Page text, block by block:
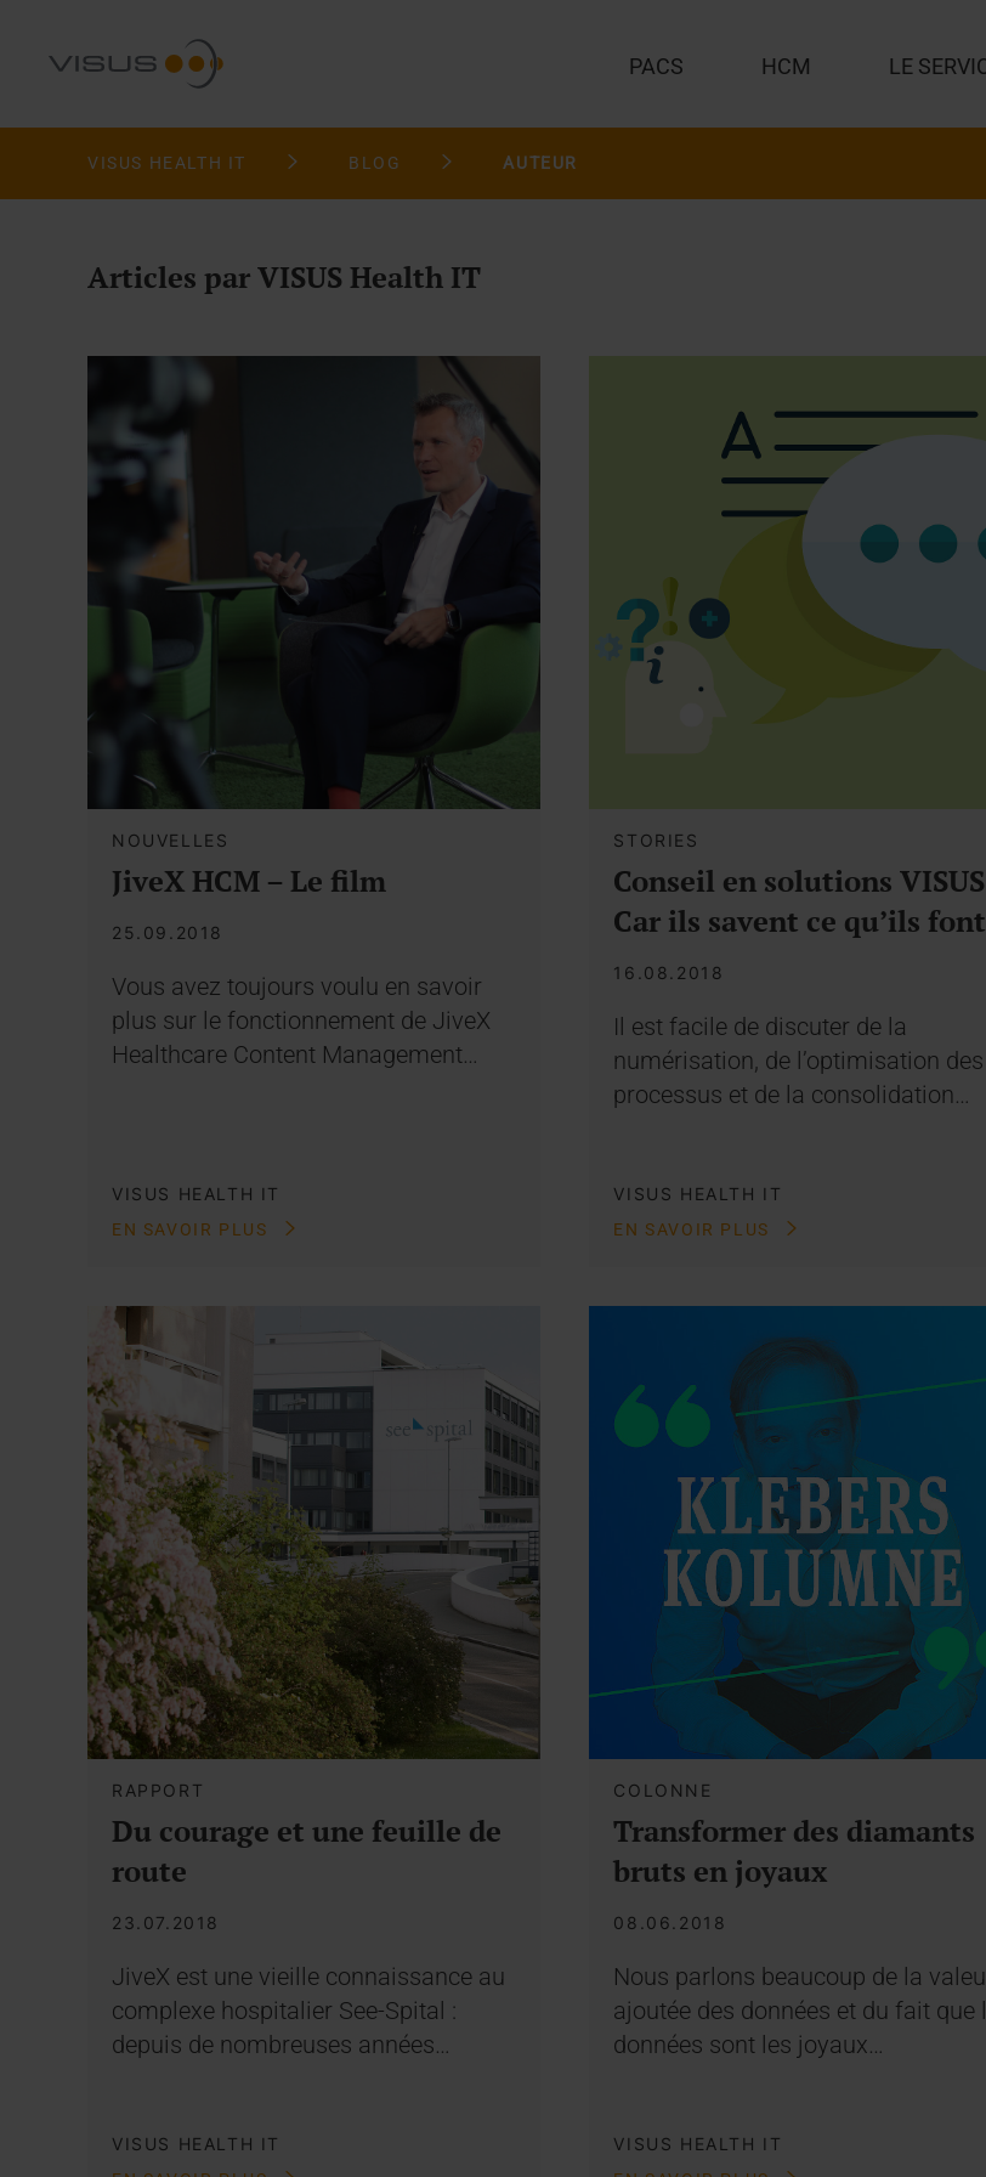
PACS HCM LE
VISUS HEALTH IT BLOG AUTEUR
Articles par VISUS Health IT
NOUVELLES
JiveX HCM – Le film
25.09.2018
Vous avez toujours voulu en savoir
plus sur le fonctionnement de JiveX
Healthcare Content Management…
VISUS HEALTH IT
EN SAVOIR PLUS
STORIES
Conseil en solutions
Car ils savent ce qu’ils font
16.08.2018
Il est facile de discuter de la
numérisation, de l’optimisation des
processus et de la consolidation…
VISUS HEALTH IT
EN SAVOIR PLUS
RAPPORT
Du courage et une feuille de
route
23.07.2018
JiveX est une vieille connaissance au
complexe hospitalier See-Spital :
depuis de nombreuses années…
VISUS HEALTH IT
COLONNE
Transformer des diamants
bruts en joyaux
08.06.2018
Nous parlons beaucoup de la
ajoutée des données et du fait que
données sont les joyaux…
VISUS HEALTH IT